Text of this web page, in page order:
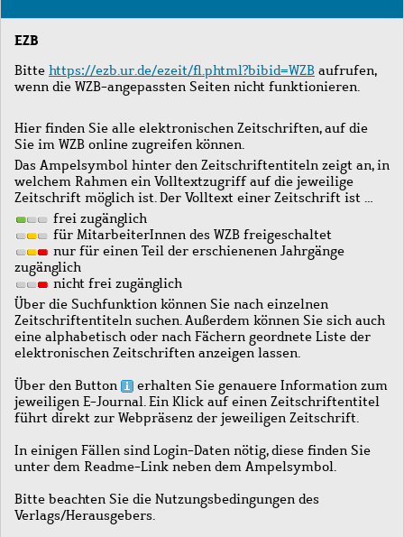
Journals
EZB
Bitte https://ezb.ur.de/ezeit/fl.phtml?bibid=WZB aufrufen,
wenn die WZB-angepassten Seiten nicht funktionieren.
Hier finden Sie alle elektronischen Zeitschriften, auf die
Sie im WZB online zugreifen können.
Das Ampelsymbol hinter den Zeitschriftentiteln zeigt an, in
welchem Rahmen ein Volltextzugriff auf die jeweilige
Zeitschrift möglich ist. Der Volltext einer Zeitschrift ist …
frei zugänglich
für MitarbeiterInnen des WZB freigeschaltet
nur für einen Teil der erschienenen Jahrgänge
zugänglich
nicht frei zugänglich
Über die Suchfunktion können Sie nach einzelnen
Zeitschriftentiteln suchen. Außerdem können Sie sich auch
eine alphabetisch oder nach Fächern geordnete Liste der
elektronischen Zeitschriften anzeigen lassen.
Über den Button
erhalten Sie genauere Information zum
jeweiligen E-Journal. Ein Klick auf einen Zeitschriftentitel
führt direkt zur Webpräsenz der jeweiligen Zeitschrift.
In einigen Fällen sind Login-Daten nötig, diese finden Sie
unter dem Readme-Link neben dem Ampelsymbol.
Bitte beachten Sie die Nutzungsbedingungen des
Verlags/Herausgebers.